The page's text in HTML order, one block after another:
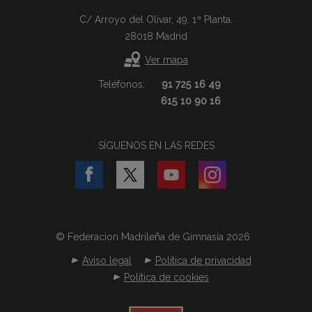
C/ Arroyo del Olivar, 49. 1ª Planta.
28018 Madrid
Ver mapa
Teléfonos:
91 725 16 49
615 10 90 16
SÍGUENOS EN LAS REDES
© Federacion Madrileña de Gimnasia 2026
Aviso legal
Política de privacidad
Política de cookies